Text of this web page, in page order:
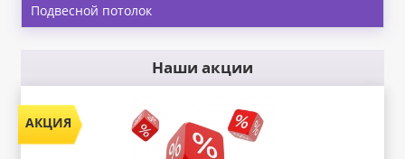
Подвесной потолок
Наши акции